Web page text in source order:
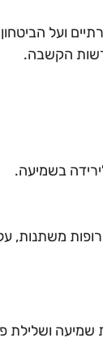
ועל
הקשבה.
בשמיעה.
משתנות,
ושלילת